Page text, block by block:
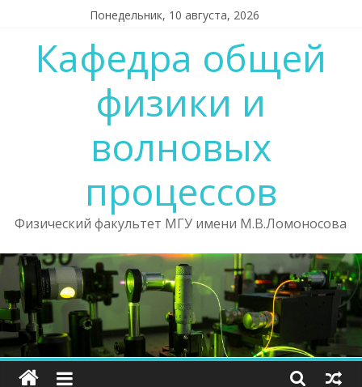
content
Понедельник, 10 августа, 2026
Кафедра общей
физики и
волновых
процессов
Физический факультет МГУ имени М.В.Ломоносова